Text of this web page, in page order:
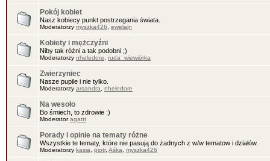
Pokój kobiet
Nasz kobiecy punkt postrzegania świata.
Moderatorzy myszka426 ewelajn
Kobiety i mężczyźni
Niby tak różni a tak podobni ;)
Moderatorzy nheledore ruda_wiewiórka
Zwierzyniec
Nasze pupile i nie tylko.
Moderatorzy arsandra nheledore
Na wesoło
Bo śmiech, to zdrowie :)
Moderatoragattt
Porady i opinie na tematy różne
Wszystkie te tematy, które nie pasują do żadnych z w/w tematow i działów.
Moderatorzy kasia piotr, Aśka myszka426